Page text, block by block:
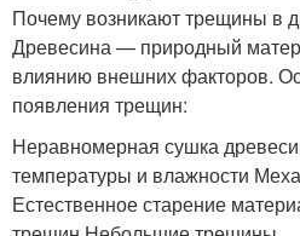
Почему возникают трещины в
Древесина — природный
влиянию внешних факторов.
появления трещин:
Неравномерная сушка
температуры и влажности
Естественное старение